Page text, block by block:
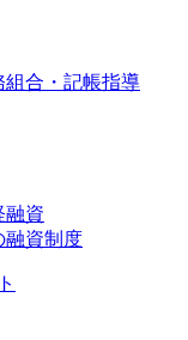
組合・記帳指導
融資
融資制度